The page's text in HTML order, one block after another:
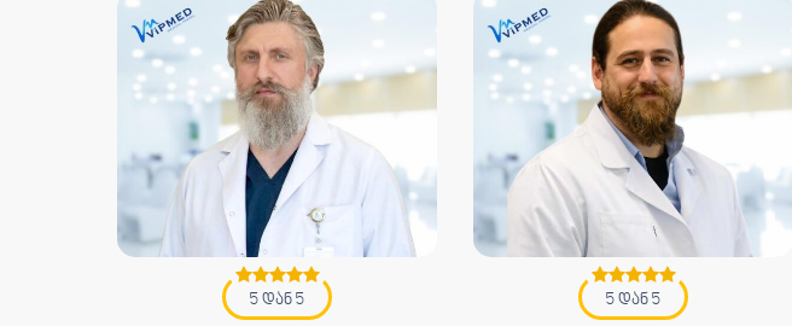
5 დან 5 5 დან 5